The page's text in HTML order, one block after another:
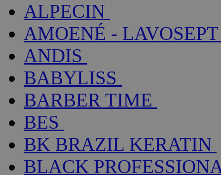
ALPECIN
AMOENÉ - LAVOSEPT
ANDIS
BABYLISS
BARBER TIME
BES
BK BRAZIL KERATIN
BLACK